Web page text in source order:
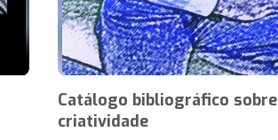
Catálogo bibliográfico sobre
criatividade